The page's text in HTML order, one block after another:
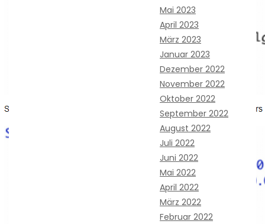
Mai 2023
April 2023
März 2023
Januar 2023
Dezember 2022
November 2022
Oktober 2022
September 2022
August 2022
Juli 2022
Juni 2022
Mai 2022
April 2022
März 2022
Februar 2022